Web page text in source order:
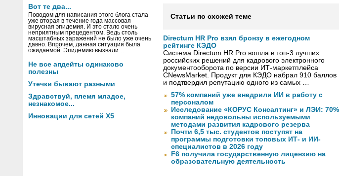
Вот те два...
Поводом для написания этого блога стала
уже вторая в течение года массовая
вирусная эпидемия. И это стало очень
неприятным прецедентом. Ведь столь
масштабных заражений не было уже очень
давно. Впрочем, данная ситуация была
ожидаемой. Эпидемию вызвали …
Не все апдейты одинаково
полезны
Утечки бывают разными
Здравствуй, племя младое,
незнакомое...
Инновации для сетей X5
Статьи по схожей теме
Directum HR Pro взял бронзу в ежегодном
рейтинге КЭДО
Система Directum HR Pro вошла в топ-3 лучших
российских решений для кадрового электронного
документооборота по версии ИТ-маркетплейса
CNewsMarket. Продукт для КЭДО набрал 910 баллов
и подтвердил репутацию одного из самых …
57% компаний уже внедрили ИИ в работу с
персоналом
Исследование «КОРУС Консалтинг» и ЛЭИ: 70%
компаний недовольны используемыми
методами развития кадрового резерва
Почти 6,5 тыс. студентов поступят на
программы подготовки топовых ИТ- и ИИ-
специалистов в 2026 году
F6 получила государственную лицензию на
образовательную деятельность